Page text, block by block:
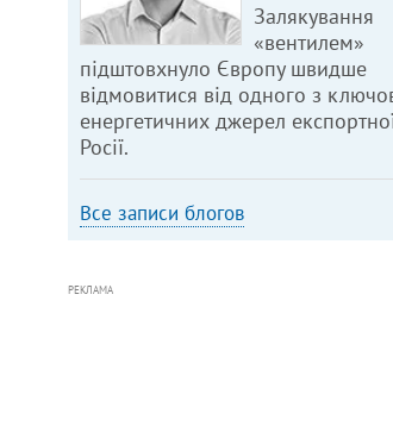
Залякування
«вентилем»
підштовхнуло Європу швидше
відмовитися від одного з
енергетичних джерел
Росії.
Все записи блогов
РЕКЛАМА